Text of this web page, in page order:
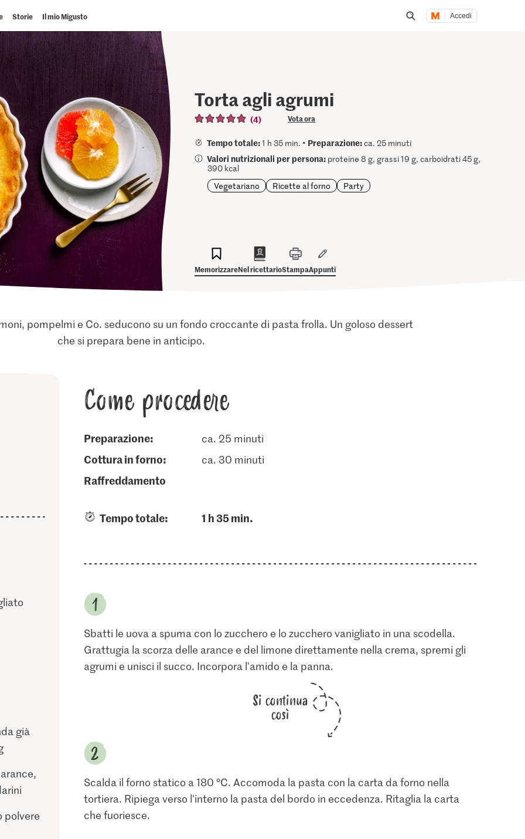
Storie Il mio Migusto Accedi
Torta agli agrumi
(4) Vota ora
Tempo totale:1 h 35 min. • Preparazione:ca. 25 minuti
Valori nutrizionali per persona: proteine 8 g, grassi 19 g, carboidrati 45 g,
390 kcal
Vegetariano
Ricette al forno Party
MemorizzareNel ricettarioStampaAppunti
pompelmi e Co. seducono su un fondo croccante di pasta frolla. Un goloso dessert
che si prepara bene in anticipo.
già
polvere
Come procedere
Preparazione: ca. 25 minuti
cottura in forno: ca. 30 minuti
raffreddamento
Tempo totale: 1 h 35 min.
Sbatti le uova a spuma con lo zucchero e lo zucchero vanigliato in una scodella.
Grattugia la scorza delle arance e del limone direttamente nella crema, spremi gli
agrumi e unisci il succo. Incorpora l'amido e la panna.
Si continua
così
Scalda il forno statico a 180 °C. Accomoda la pasta con la carta da forno nella
tortiera. Ripiega verso l'interno la pasta del bordo in eccedenza. Ritaglia la carta
che fuoriesce.